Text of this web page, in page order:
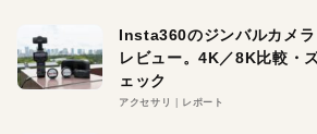
Insta360のジンバルカメ
レビュー。4K／8K比較・
ェック
アクセサリ レポート